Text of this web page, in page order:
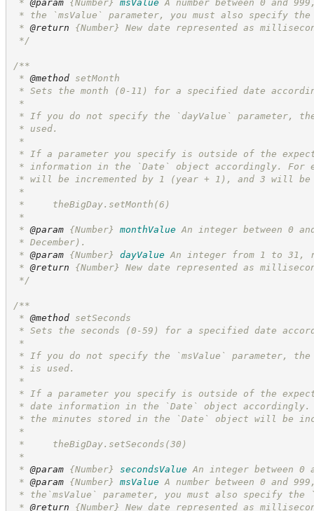
* @param {Number} msValue A number between 0 and
* the `msValue` parameter, you must also specify
* @return {Number}
New date represented as
*/
/**
* @method setMonth
* Sets the month (0-11) for a specified date
*
* If you do not specify the `dayValue` parameter,
* used.
*
* If a parameter you specify is outside of the
* information in the `Date` object accordingly. For
* will be incremented by 1 (year + 1), and 3 will be
*
*     theBigDay.setMonth(6)
*
* @param {Number} monthValue An integer between 0
* December).
* @param {Number} dayValue An integer from 1 to 31,
* @return {Number}
New date represented as
*/
/**
* @method setSeconds
* Sets the seconds (0-59) for a specified date
*
* If you do not specify the `msValue` parameter,
* is used.
*
* If a parameter you specify is outside of the
* date information in the `Date` object accordingly.
* the minutes stored in the `Date` object will be
*
*     theBigDay.setSeconds(30)
*
* @param {Number} secondsValue An integer between 0
* @param {Number} msValue A number between 0 and
* the`msValue` parameter, you must also specify the
* @return {Number}
New date represented as